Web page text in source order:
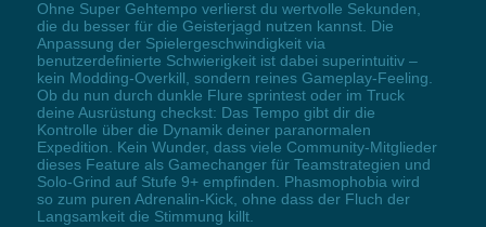
Ohne Super Gehtempo verlierst du wertvolle Sekunden,
die du besser für die Geisterjagd nutzen kannst. Die
Anpassung der Spielergeschwindigkeit via
benutzerdefinierte Schwierigkeit ist dabei superintuitiv –
kein Modding-Overkill, sondern reines Gameplay-Feeling.
Ob du nun durch dunkle Flure sprintest oder im Truck
deine Ausrüstung checkst: Das Tempo gibt dir die
Kontrolle über die Dynamik deiner paranormalen
Expedition. Kein Wunder, dass viele Community-Mitglieder
dieses Feature als Gamechanger für Teamstrategien und
Solo-Grind auf Stufe 9+ empfinden. Phasmophobia wird
so zum puren Adrenalin-Kick, ohne dass der Fluch der
Langsamkeit die Stimmung killt.